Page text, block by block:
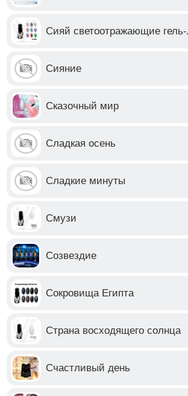
Сияй светоотражающие гель-
Сияние
Сказочный мир
Сладкая осень
Сладкие минуты
Смузи
Созвездие
Сокровища Египта
Страна восходящего солнца
Счастливый день